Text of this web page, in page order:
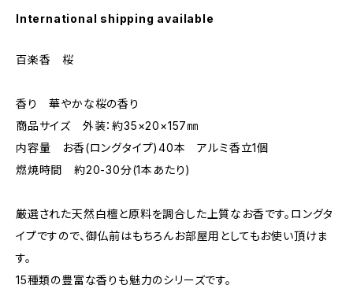
International shipping available
百楽香 桜
香り 華やかな桜の香り
商品サイズ 外装：約35×20×157㎜
内容量 お香(ロングタイプ)40本 アルミ香立1個
燃焼時間 約20-30分(1本あたり)
厳選された天然白檀と原料を調合した上質なお香です。ロングタ
イプですので、御仏前はもちろんお部屋用としてもお使い頂けま
す。
15種類の豊富な香りも魅力のシリーズです。